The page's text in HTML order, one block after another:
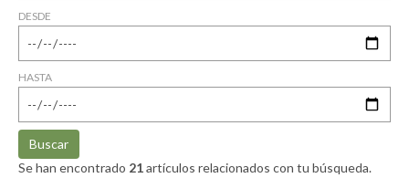
DESDE
HASTA
Buscar
Se han encontrado 21artículos relacionados con tu búsqueda.